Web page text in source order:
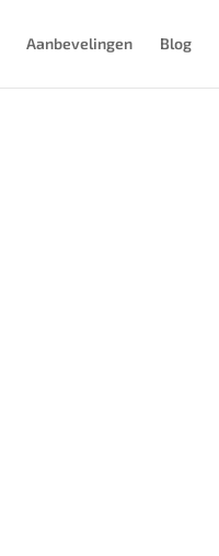
Aanbevelingen Blog